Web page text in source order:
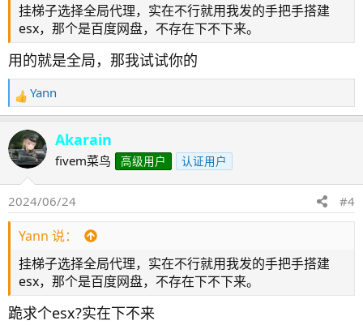
挂梯子选择全局代理，实在不行就用我发的手把手搭建
esx，那个是百度网盘，不存在下不下来。
用的就是全局，那我试试你的
反
馈
：
Yann
Akarain
fivem菜鸟 高级用户 认证用户
2024/06/24 #4
Yann 说：
挂梯子选择全局代理，实在不行就用我发的手把手搭建
esx，那个是百度网盘，不存在下不下来。
跪求个esx?实在下不来